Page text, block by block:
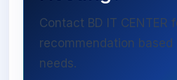
Contact BD IT CENTER
recommendation
needs.